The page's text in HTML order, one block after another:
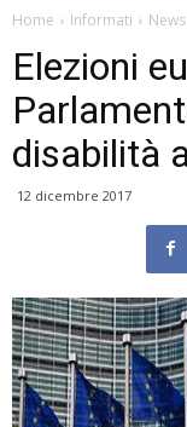
Home Informati
Elezioni
disabilità
12 dicembre 2017